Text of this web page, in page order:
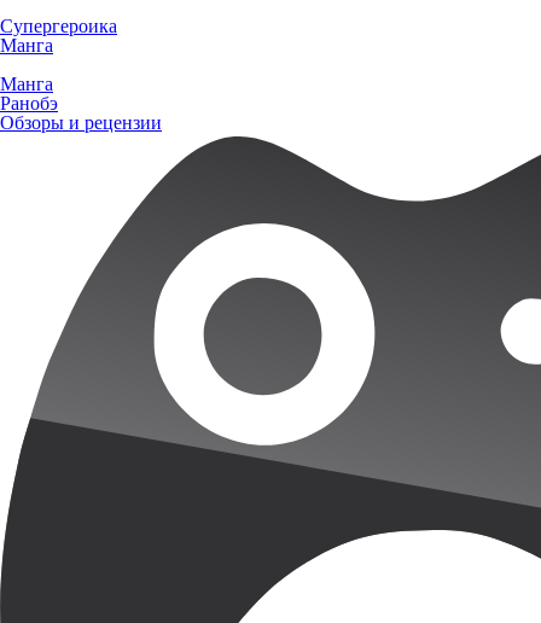
Супергероика
Манга
Манга
Ранобэ
Обзоры и рецензии